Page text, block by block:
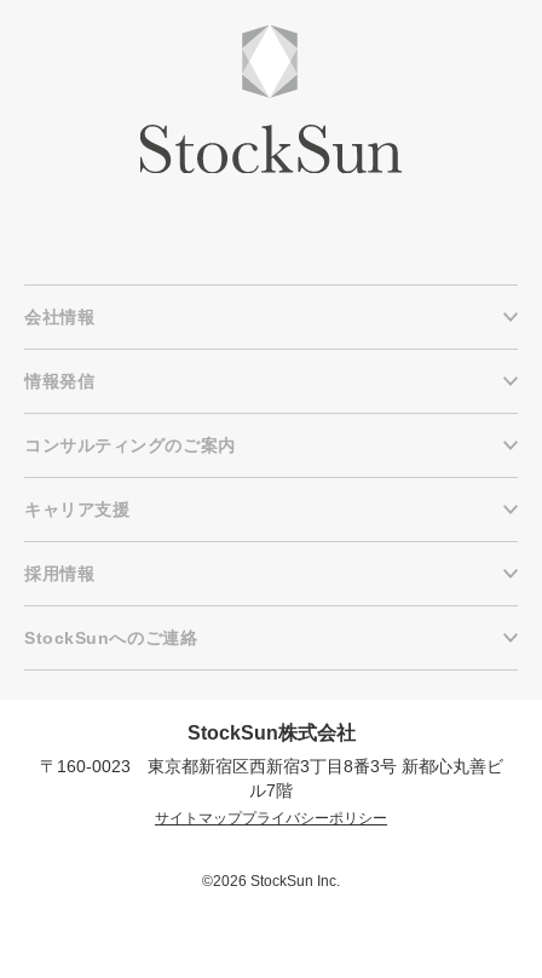
プロに無料相談をする
会社概要資料をダウンロー
ドする
会社情報
情報発信
コンサルティングのご案内
キャリア支援
採用情報
StockSunへのご連絡
StockSun株式会社
〒160-0023 東京都新宿区西新宿3丁目8番3号 新都心丸善ビ
ル7階
サイトマッププライバシーポリシー
©2026 StockSun Inc.